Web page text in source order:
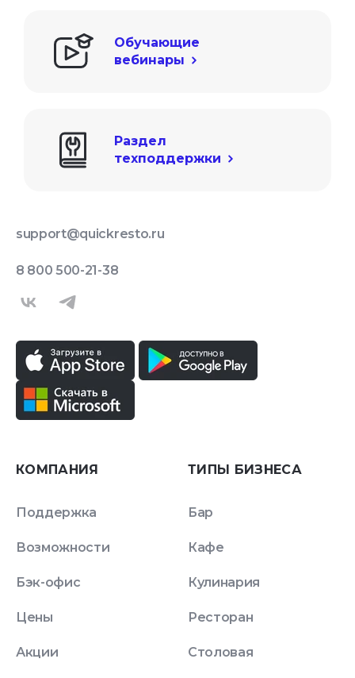
Обучающие
вебинары
Раздел
техподдержки
КОМПАНИЯ
Поддержка
Возможности
Бэк-офис
Цены
Акции
ТИПЫ БИЗНЕСА
Бар
Кафе
Кулинария
Ресторан
Столовая
support@quickresto.ru
8 800 500-21-38